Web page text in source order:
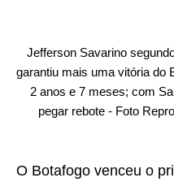
Jefferson Savarino
garantiu mais uma vitória do
2 anos e 7 meses; com
pegar rebote - Foto
O Botafogo venceu o